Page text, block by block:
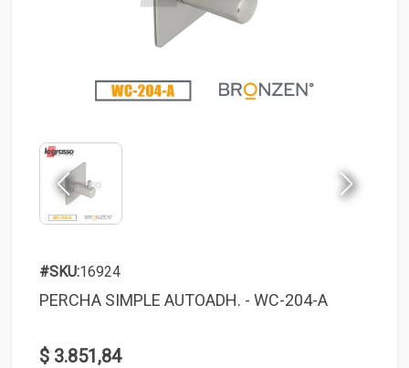
#SKU:16924
PERCHA SIMPLE AUTOADH. - WC-204-A
$ 3.851,84